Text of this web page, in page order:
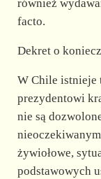
również
facto.
Dekret o
W Chile istnieje
prezydentowi
nie są
żywiołowe,
podstawowych